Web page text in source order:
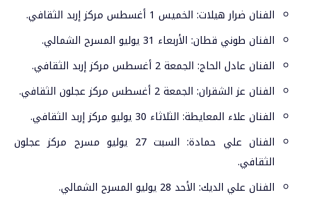
الفنان ضرار هيلات: الخميس 1 أغسطس مركز إربد الثقافي.
الفنان طوني قطان: الأربعاء 31 يوليو المسرح الشمالي.
الفنان عادل الحاج: الجمعة 2 أغسطس مركز إربد الثقافي.
الفنان عز الشقران: الجمعة 2 أغسطس مركز عجلون الثقافي.
الفنان علاء المعايطة: الثلاثاء 30 يوليو مركز إربد الثقافي.
الفنان علي حمادة: السبت 27 يوليو مسرح مركز عجلون
الثقافي.
الفنان علي الديك: الأحد 28 يوليو المسرح الشمالي.